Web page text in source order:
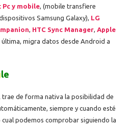
Pc y mobile , (mobile transfiere
Samsung Galaxy), LG
HTC Sync Manager Apple
última, migra datos desde Android a
le
, trae de forma nativa la posibilidad de
siempre y cuando esté
podemos comprobar siguiendo la